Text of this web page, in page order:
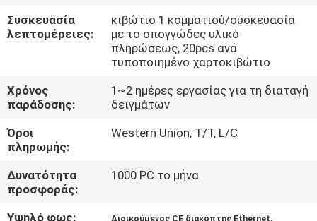
ΣΕ
ΕΙΔΉΣΕΙΣ
ΖΗΤΉΣΤΕ
ΈΝΑ
ΑΠΌΣΠΑΣΜΑ
Συσκευασία
λεπτομέρειες:
κιβώτιο 1 κομματιού/συσκευασία
με το σπογγώδες υλικό
πληρώσεως, 20pcs ανά
τυποποιημένο χαρτοκιβώτιο
Χρόνος
παράδοσης:
1~2 ημέρες εργασίας για τη διαταγή
δειγμάτων
Όροι
πληρωμής:
Western Union, T/T, L/C
Δυνατότητα
προσφοράς:
1000 PC το μήνα
Υψηλό φως: ,